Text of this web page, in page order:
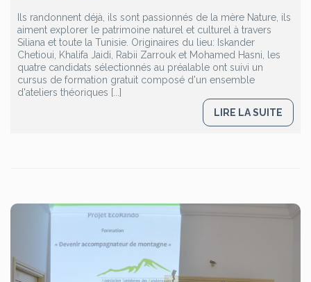
Ils randonnent déjà, ils sont passionnés de la mère Nature, ils
aiment explorer le patrimoine naturel et culturel à travers
Siliana et toute la Tunisie. Originaires du lieu: Iskander
Chetioui, Khalifa Jaidi, Rabii Zarrouk et Mohamed Hasni, les
quatre candidats sélectionnés au préalable ont suivi un
cursus de formation gratuit composé d'un ensemble
d'ateliers théoriques [...]
LIRE LA SUITE